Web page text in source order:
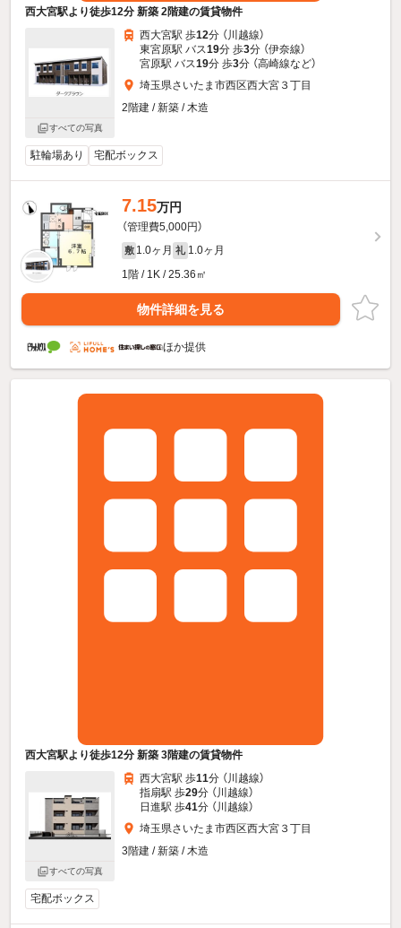
西大宮駅より徒歩12分 新築 2階建の賃貸物件
すべての写真
西大宮駅 歩12分 （川越線）
東宮原駅 バス19分 歩3分 （伊奈線）
宮原駅 バス19分 歩3分 （高崎線など）
埼玉県さいたま市西区西大宮３丁目
2階建 / 新築 / 木造
駐輪場あり 宅配ボックス
7.15万円
（管理費5,000円）
敷 1.0ヶ月 礼 1.0ヶ月
1階 / 1K / 25.36㎡
物件詳細を見る
ほか提供
西大宮駅より徒歩12分 新築 3階建の賃貸物件
すべての写真
西大宮駅 歩11分 （川越線）
指扇駅 歩29分 （川越線）
日進駅 歩41分 （川越線）
埼玉県さいたま市西区西大宮３丁目
3階建 / 新築 / 木造
宅配ボックス